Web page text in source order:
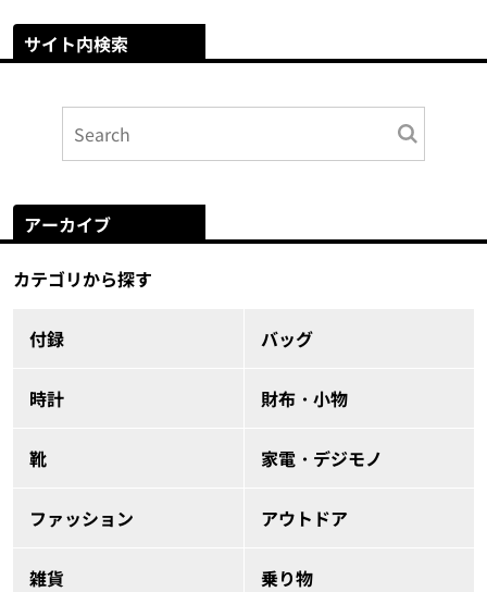
サイト内検索
アーカイブ
カテゴリから探す
付録 バッグ
時計 財布・小物
靴 家電・デジモノ
ファッション アウトドア
雑貨 乗り物